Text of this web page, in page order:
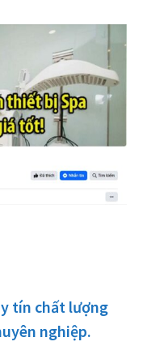
tín chất lượng
nghiệp.